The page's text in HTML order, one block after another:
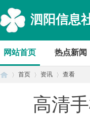
泗阳信息
网站首页 热点新闻
首页 资讯 查看
高清